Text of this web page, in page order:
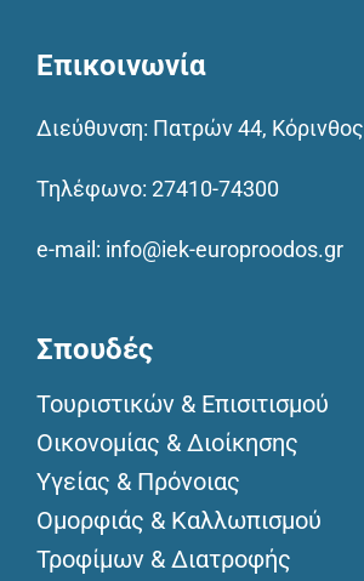
Επικοινωνία
Διεύθυνση: Πατρών 44, Κόρινθος
Τηλέφωνο: 27410-74300
e-mail: info@iek-europroodos.gr
Σπουδές
Τουριστικών & Επισιτισμού
Οικονομίας & Διοίκησης
Υγείας & Πρόνοιας
Ομορφιάς & Καλλωπισμού
Τροφίμων & Διατροφής